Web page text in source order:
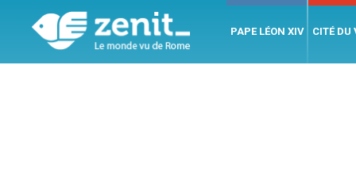
PAPE LÉON XIV CITÉ DU